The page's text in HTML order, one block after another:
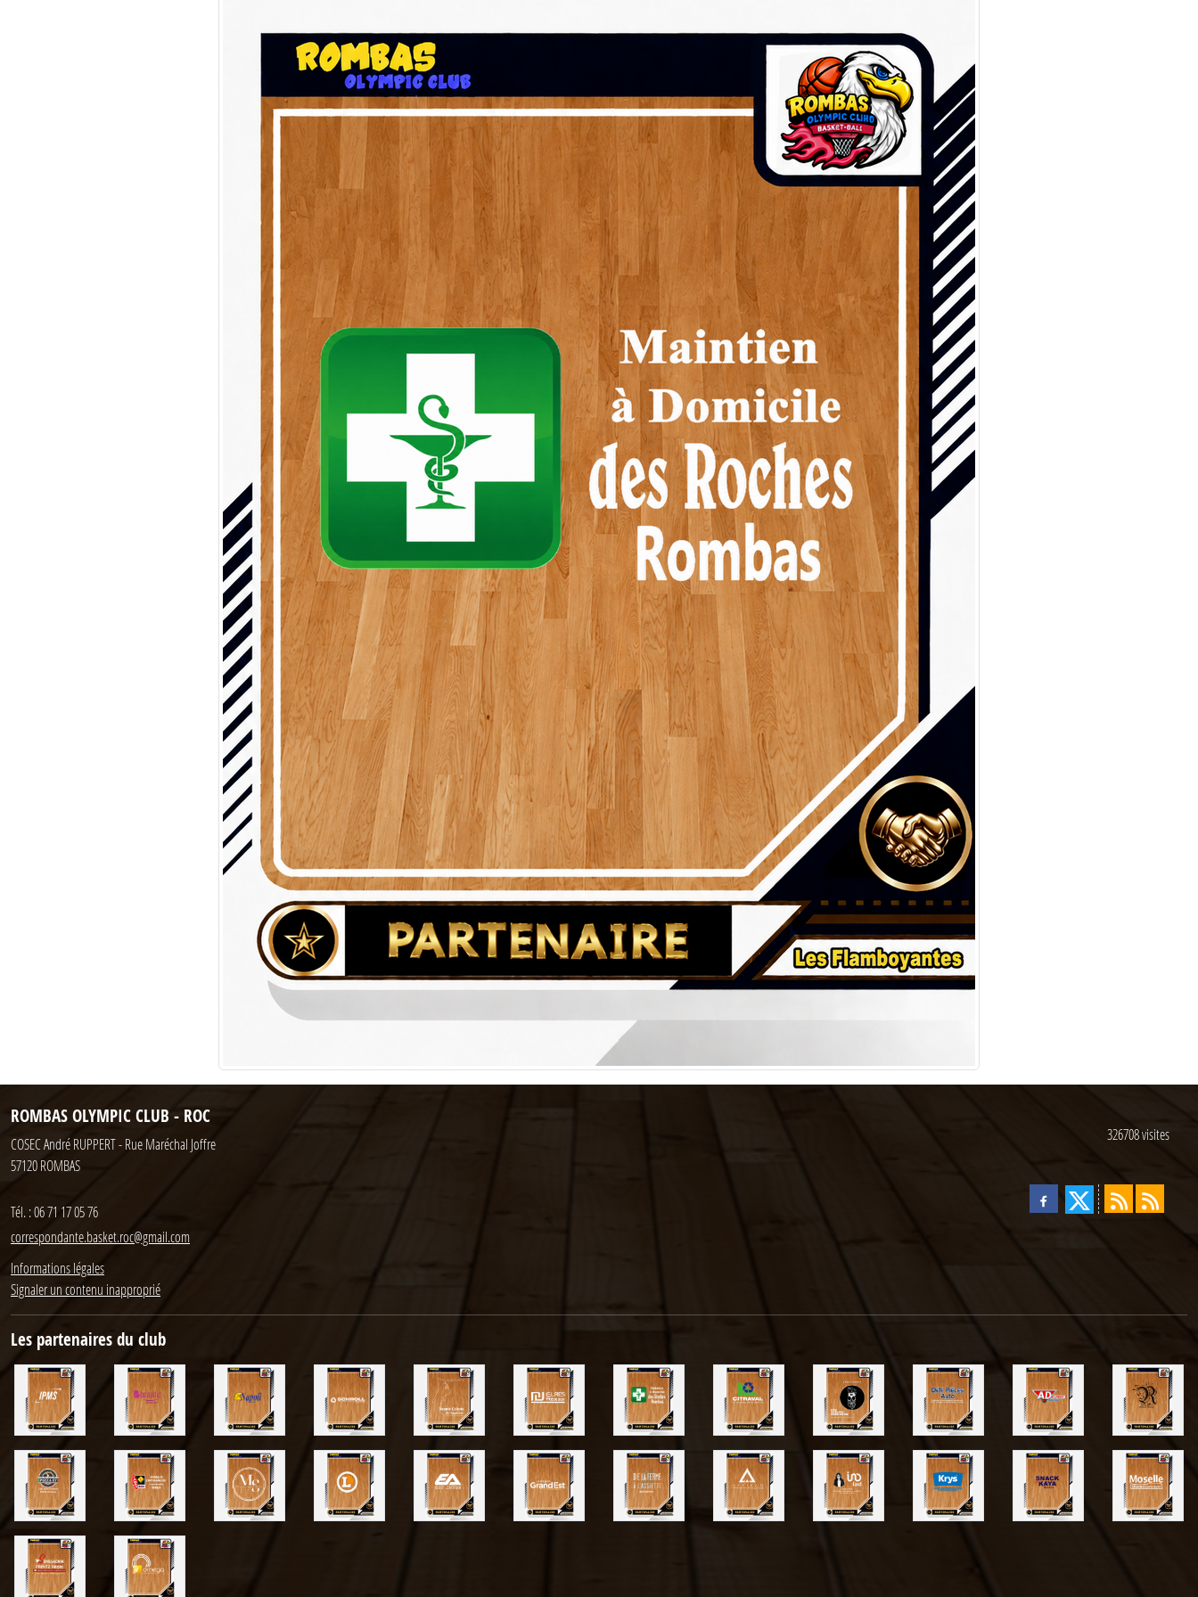
ROMBAS OLYMPIC CLUB - ROC
COSEC André RUPPERT - Rue Maréchal Joffre
57120ROMBAS
Tél. :06 71 17 05 76
correspondante.basket.roc@gmail.com
Informations légales
Signaler un contenu inapproprié
326708visites
Les partenaires du club